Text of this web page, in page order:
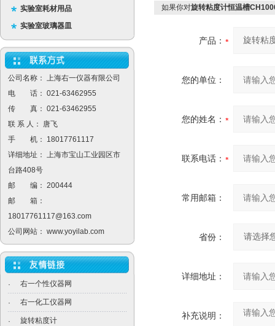
实验室耗材用品
实验室玻璃器皿
公司名称： 上海右一仪器有限公司
电 话： 021-63462955
传 真： 021-63462955
联 系 人： 唐飞
手 机： 18017761117
详细地址： 上海市宝山工业园区市
台路408号
邮 编： 200444
邮 箱：
18017761117@163.com
公司网站： www.yoyilab.com
· 右一个性仪器网
· 右一化工仪器网
· 旋转粘度计
如果你对旋转粘度计恒温槽
产品：
您的单位：
您的姓名：
联系电话：
常用邮箱：
省份：
详细地址：
补充说明：